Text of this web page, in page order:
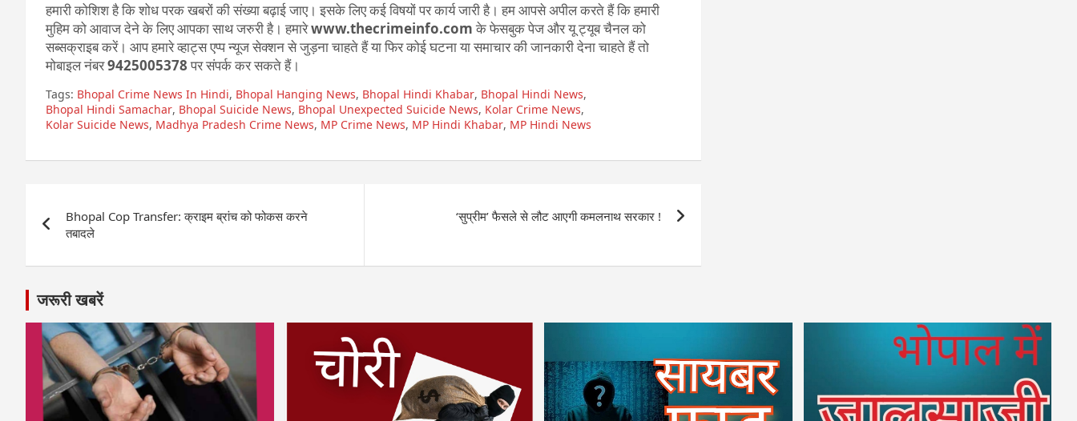
हमारी कोशिश है कि शोध परक खबरों की संख्या बढ़ाई जाए। इसके लिए कई विषयों पर कार्य जारी है। हम आपसे अपील करते हैं कि हमारी
मुहिम को आवाज देने के लिए आपका साथ जरुरी है। हमारेwww.thecrimeinfo.comके फेसबुक पेज और यू ट्यूब चैनल को
सब्सक्राइब करें। आप हमारे व्हाट्स एप्प न्यूज सेक्शन से जुड़ना चाहते हैं या फिर कोई घटना या समाचार की जानकारी देना चाहते हैं तो
मोबाइल नंबर9425005378पर संपर्क कर सकते हैं।
Tags: Bhopal Crime News In Hindi, Bhopal Hanging News, Bhopal Hindi Khabar, Bhopal Hindi News,
Bhopal Hindi Samachar, Bhopal Suicide News, Bhopal Unexpected Suicide News, Kolar Crime News,
Kolar Suicide News, Madhya Pradesh Crime News, MP Crime News, MP Hindi Khabar, MP Hindi News
navigation
Bhopal Cop Transfer: क्राइम ब्रांच को फोकस करने
तबादले
‘सुप्रीम’ फैसले से लौट आएगी कमलनाथ सरकार !
जरूरी खबरें